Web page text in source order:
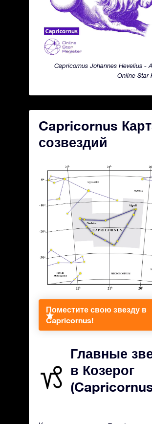
Capricornus Johannes Hevelius -
Online Star
Capricornus
созвездий
Поместите свою звезду в
Capricornus!
Главные
в Козерог